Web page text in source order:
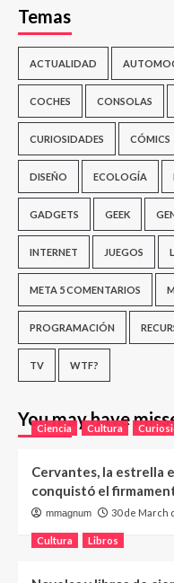
Temas
ACTUALIDAD
COCHES CONSOLAS
CURIOSIDADES CÓMICS
DISEÑO ECOLOGÍA
GADGETS GEEK
INTERNET JUEGOS
META 5 COMENTARIOS
PROGRAMACIÓN
TV WTF?
You may have
Ciencia Cultura
Cervantes, la estrella
conquistó el
mmagnum 30 de March
Cultura Libros